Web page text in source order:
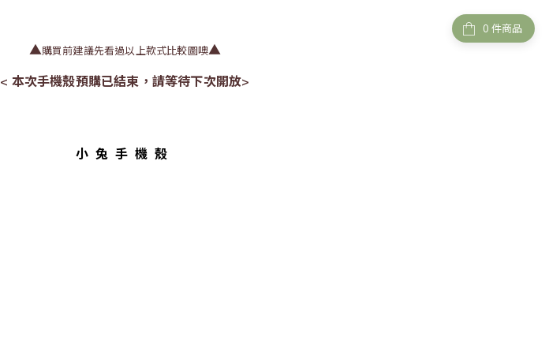
件商品
▲購買前建議先看過以上款式比較圖噢▲
< 本次手機殼預購已結束，請等待下次開放>
小兔手機殼